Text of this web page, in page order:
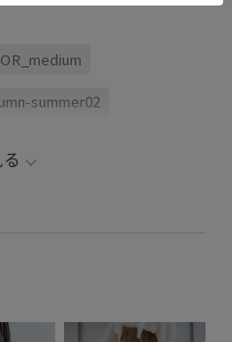
summer02
バッグ